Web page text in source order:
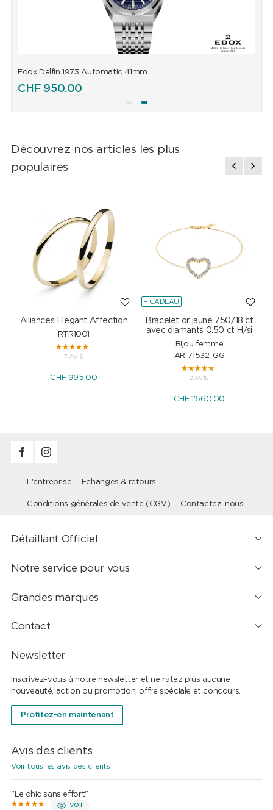
Edox Delfin 1973 Automatic 41mm
CHF950.00
Découvrez nos articles les plus
populaires
Alliances Elegant Affection
RTR1001
7 AVIS
CHF 995.00
+ CADEAU
Bracelet or jaune 750/18 ct
avec diamants 0.50 ct H/si
Bijou femme
AR-71532-GG
2 AVIS
CHF 1'660.00
L'entreprise Échanges & retours
Conditions générales de vente (CGV) Contactez-nous
Détaillant Officiel
Notre service pour vous
Grandes marques
Contact
Newsletter
Inscrivez-vous à notre newsletter et ne ratez plus aucune
nouveauté, action ou promotion, offre spéciale et concours.
Profitez-en maintenant
Avis des clients
Voir tous les avis des clients
"Le chic sans effort"
voir